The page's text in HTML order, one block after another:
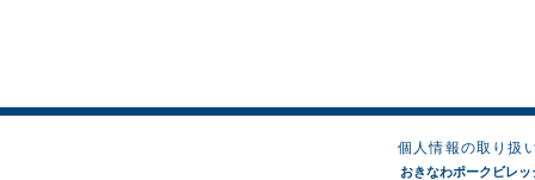
個人情報の取り扱
おきなわポークビレ